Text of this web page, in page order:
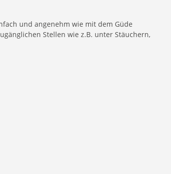
und angenehm wie mit dem Güde
Stellen wie z.B. unter Stäuchern,